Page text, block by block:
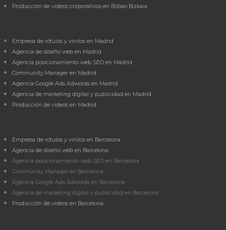
Producción de videos corporativos en Bilbao Bizkaia
Empresa de rótulos y vinilos en Madrid
Agencia de diseño web en Madrid
Agencia posicionamiento web SEO en Madrid
Community Manager en Madrid
Agencia Google Ads Adwords en Madrid
Agencia de marketing digital y publicidad en Madrid
Producción de videos en Madrid
Empresa de rótulos y vinilos en Barcelona
Agencia de diseño web en Barcelona
Agencia posicionamiento web SEO en Barcelona
Community Manager en Barcelona
Agencia Google Ads Adwords en Barcelona
Agencia de marketing digital y publicidad en Barcelona
Producción de videos en Barcelona